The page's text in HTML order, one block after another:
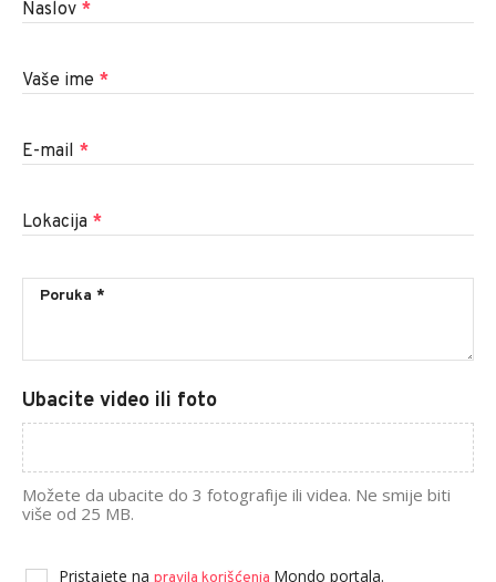
Naslov *
Vaše ime *
E-mail *
Lokacija *
Ubacite video ili foto
Možete da ubacite do 3 fotografije ili videa. Ne smije biti
više od 25 MB.
Pristajete na pravila korišćenja Mondo portala.